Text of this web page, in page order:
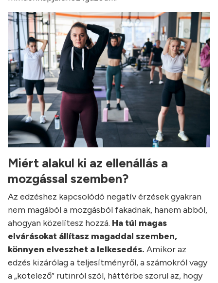
Miért alakul ki az ellenállás a
mozgással szemben?
Az edzéshez kapcsolódó negatív érzések gyakran
nem magából a mozgásból fakadnak, hanem abból,
ahogyan közelítesz hozzá. Ha túl magas
elvárásokat állítasz magaddal szemben,
könnyen elveszhet a lelkesedés. Amikor az
edzés kizárólag a teljesítményről, a számokról vagy
a „kötelező” rutinról szól, háttérbe szorul az, hogy